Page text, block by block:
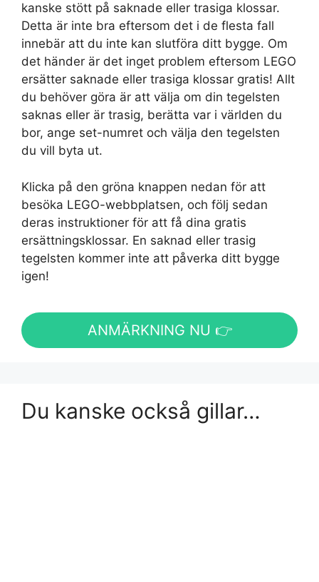
kanske stött på saknade eller trasiga klossar.
Detta är inte bra eftersom det i de flesta fall
innebär att du inte kan slutföra ditt bygge. Om
det händer är det inget problem eftersom LEGO
ersätter saknade eller trasiga klossar gratis! Allt
du behöver göra är att välja om din tegelsten
saknas eller är trasig, berätta var i världen du
bor, ange set-numret och välja den tegelsten
du vill byta ut.
Klicka på den gröna knappen nedan för att
besöka LEGO-webbplatsen, och följ sedan
deras instruktioner för att få dina gratis
ersättningsklossar. En saknad eller trasig
tegelsten kommer inte att påverka ditt bygge
igen!
ANMÄRKNING NU 👉
Du kanske också gillar…